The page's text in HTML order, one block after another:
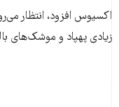
اکسیوس افزود، انتظار
زیادی پهپاد و موشک‌های